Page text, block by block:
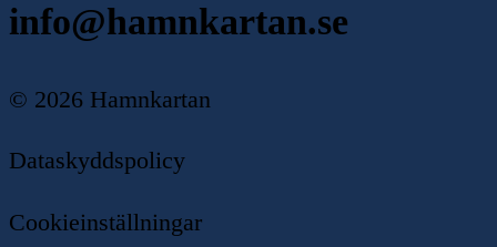
info@hamnkartan.se
© 2026 Hamnkartan
Dataskyddspolicy
Cookieinställningar